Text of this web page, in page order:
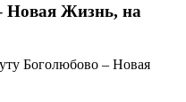
Новая Жизнь, на
Боголюбово – Новая